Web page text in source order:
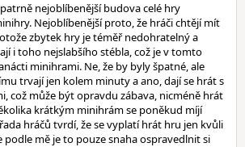
nejoblíbenější budova celé hry
Nejoblíbenější proto, že hráči chtějí mít
zbytek hry je téměř nedohratelný a
i toho nejslabšího stébla, což je v tomto
minihrami. Ne, že by byly špatné, ale
trvají jen kolem minuty a ano, dají se hrát s
což může být opravdu zábava, nicméně hrát
krátkým minihrám se poněkud míjí
hráčů tvrdí, že se vyplatí hrát hru jen kvůli
podle mě je to pouze snaha ospravedlnit si